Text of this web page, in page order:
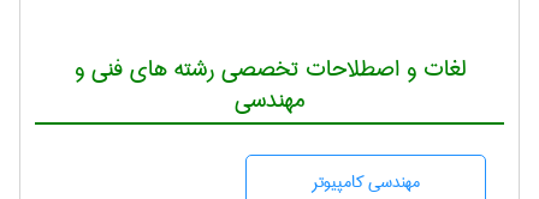
لغات و اصطلاحات تخصصی رشته های فنی و
مهندسی
مهندسی كامپيوتر